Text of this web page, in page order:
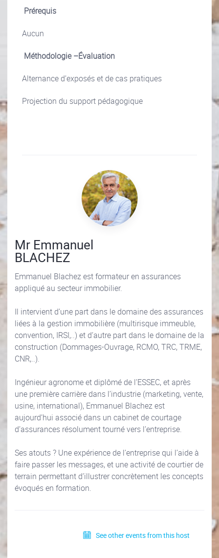
Prérequis
Aucun
Méthodologie –Évaluation
Alternance d’exposés et de cas pratiques
Projection du support pédagogique
Mr Emmanuel
BLACHEZ
Emmanuel Blachez est formateur en assurances
appliqué au secteur immobilier.
Il intervient d’une part dans le domaine des assurances
liées à la gestion immobilière (multirisque immeuble,
convention, IRSI,..) et d’autre part dans le domaine de la
construction (Dommages-Ouvrage, RCMO, TRC, TRME,
CNR,..).
Ingénieur agronome et diplômé de l’ESSEC, et après
une première carrière dans l’industrie (marketing, vente,
usine, international), Emmanuel Blachez est
aujourd’hui associé dans un cabinet de courtage
d’assurances résolument tourné vers l’entreprise.
Ses atouts ? Une expérience de l’entreprise qui l’aide à
faire passer les messages, et une activité de courtier de
terrain permettant d’illustrer concrètement les concepts
évoqués en formation.
See other events from this host